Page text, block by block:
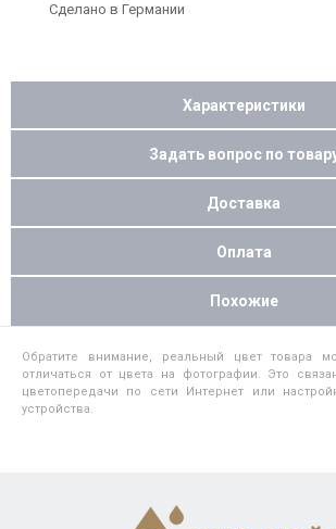
Сделано в Германии
Характеристики
Задать вопрос по
Доставка
Оплата
Похожие
Обратите внимание, реальный цвет товара
отличаться от цвета на фотографии. Это
цветопередачи по сети Интернет или
устройства.